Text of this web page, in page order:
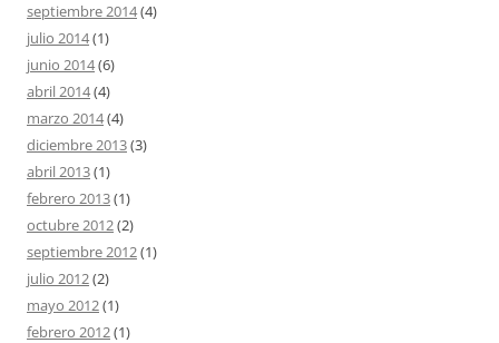
septiembre 2014(4)
julio 2014(1)
junio 2014(6)
abril 2014(4)
marzo 2014(4)
diciembre 2013(3)
abril 2013(1)
febrero 2013(1)
octubre 2012(2)
septiembre 2012(1)
julio 2012(2)
mayo 2012(1)
febrero 2012(1)